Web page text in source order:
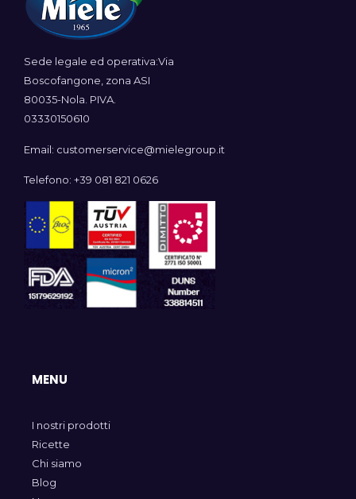
Sede legale ed operativa:Via
Boscofangone, zona ASI
80035-Nola. PIVA.
03330150610
Email: customerservice@mielegroup.it
Telefono: +39 081 821 0626
MENU
I nostri prodotti
Ricette
Chi siamo
Blog